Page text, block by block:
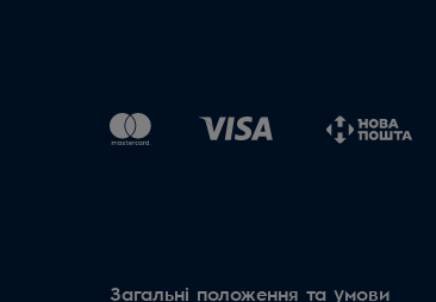
Загальні положення та умови